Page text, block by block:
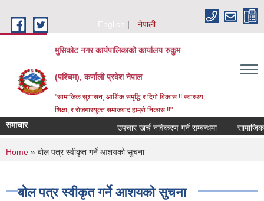
English
नेपाली
मुसिकोट नगर कार्यपालिकाको कार्यालय रुकुम
(पश्चिम), कर्णाली प्रदेश नेपाल
"सामाजिक सुशासन, आर्थिक समृद्धि र दिगो बिकास !! स्वास्थ्य,
शिक्षा, र रोजगारयुक्त समाजबाद हाम्रो निकास !!"
समाचार उपचार खर्च नविकरण गर्ने सम्बन्धमा
You are here
Home » बोल पत्र स्वीकृत गर्ने आशयको सुचना
बोल पत्र स्वीकृत गर्ने आशयको सुचना